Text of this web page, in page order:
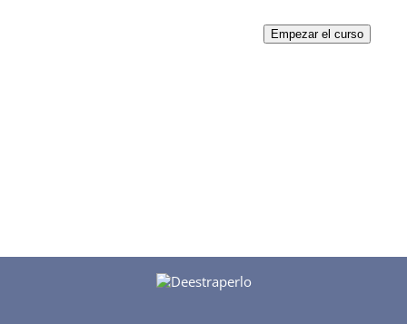
Empezar el curso